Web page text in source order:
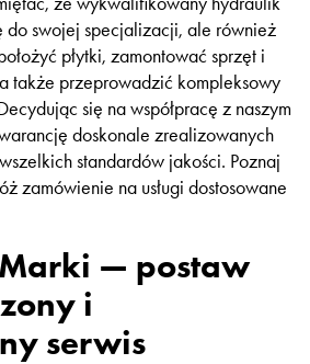
do swojej specjalizacji, ale również
płytki, zamontować sprzęt i
także przeprowadzić kompleksowy
się na współpracę z naszym
doskonale zrealizowanych
standardów jakości. Poznaj
zamówienie na usługi dostosowane
— postaw
i
serwis